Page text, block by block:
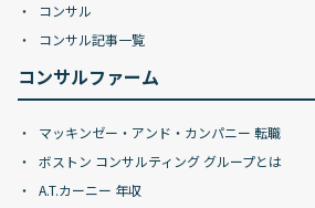
コンサル
コンサル記事一覧
コンサルファーム
マッキンゼー・アンド・カンパニー 転職
ボストン コンサルティング グループとは
A.T.カーニー 年収